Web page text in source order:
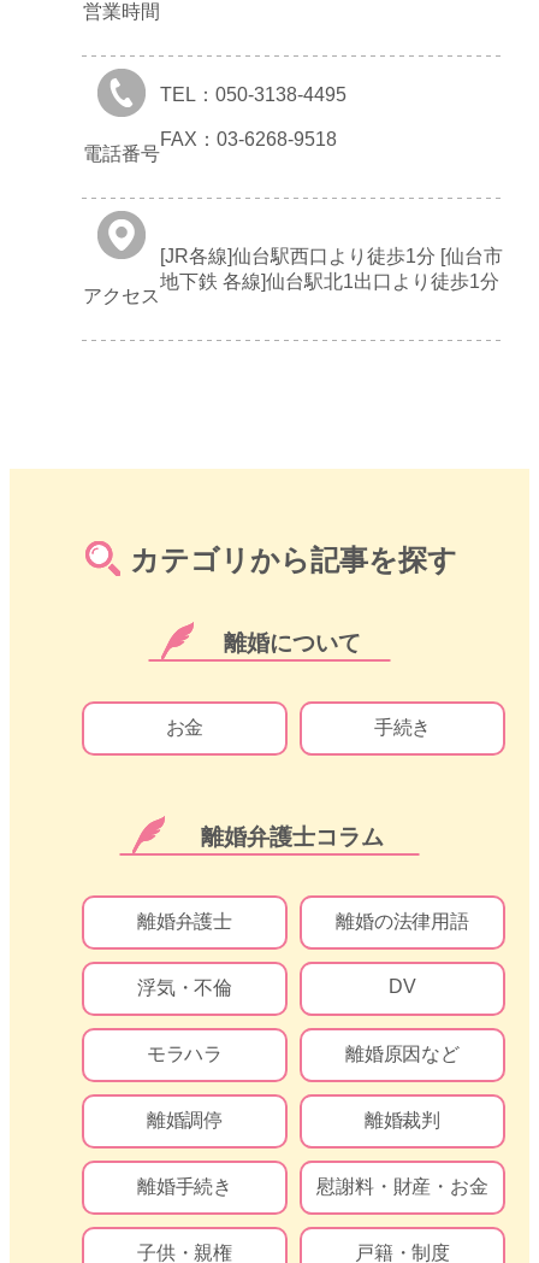
営業時間
電話番号
TEL：050-3138-4495
FAX：03-6268-9518
アクセス
[JR各線]仙台駅西口より徒歩1分 [仙台市
地下鉄 各線]仙台駅北1出口より徒歩1分
カテゴリから記事を探す
離婚について
お金 手続き
離婚弁護士コラム
離婚弁護士 離婚の法律用語
浮気・不倫 DV
モラハラ 離婚原因など
離婚調停 離婚裁判
離婚手続き 慰謝料・財産・お金
子供・親権 戸籍・制度